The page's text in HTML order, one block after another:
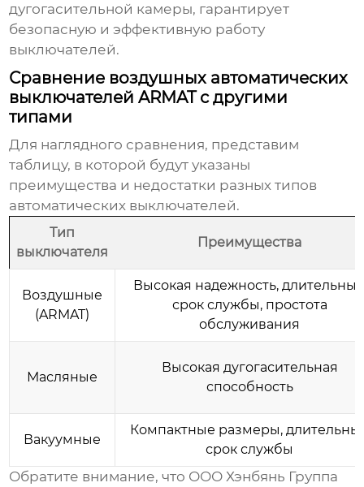
дугогасительной камеры, гарантирует
безопасную и эффективную работу
выключателей.
Сравнение воздушных автоматических
выключателей ARMAT с другими
типами
Для наглядного сравнения, представим
таблицу, в которой будут указаны
преимущества и недостатки разных типов
автоматических выключателей.
Тип
выключателя
Преимущества
Воздушные
(ARMAT)
Высокая надежность,
срок службы, простота
обслуживания
Масляные
Высокая дугогасительная
способность
Вакуумные
Компактные размеры,
срок службы
Обратите внимание, что ООО Хэнбянь Группа